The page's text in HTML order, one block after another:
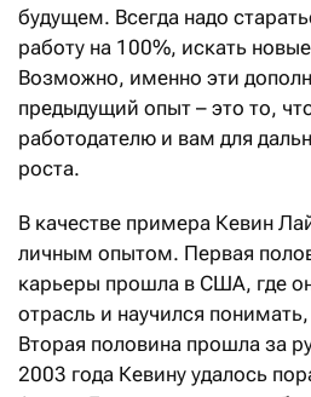
будущем. Всегда надо
работу на 100%, искать
Возможно, именно эти
предыдущий опыт – это то,
работодателю и вам для
роста.
В качестве примера Кевин
личным опытом. Первая
карьеры прошла в США, где
отрасль и научился
Вторая половина прошла за
2003 года Кевину удалось